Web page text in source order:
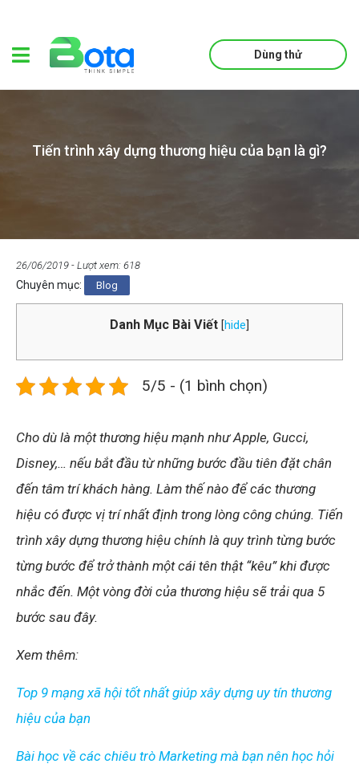
Dùng thử
Tiến trình xây dựng thương hiệu của bạn là gì?
26/06/2019 - Lượt xem: 618
Chuyên mục: Blog
Danh Mục Bài Viết [hide
5/5 - (1 bình chọn)
Cho dù là một thương hiệu mạnh như Apple, Gucci,
Disney,… nếu bắt đầu từ những bước đầu tiên đặt chân
đến tâm trí khách hàng. Làm thế nào để các thương
hiệu có được vị trí nhất định trong lòng công chúng. Tiến
trình xây dựng thương hiệu chính là quy trình từng bước
từng bước để trở thành một cái tên thật “kêu” khi được
nhắc đến. Một vòng đời của thương hiệu sẽ trải qua 5
bước sau đây.
Xem thêm:
Top 9 mạng xã hội tốt nhất giúp xây dựng uy tín thương
hiệu của bạn
Bài học về các chiêu trò Marketing mà bạn nên học hỏi